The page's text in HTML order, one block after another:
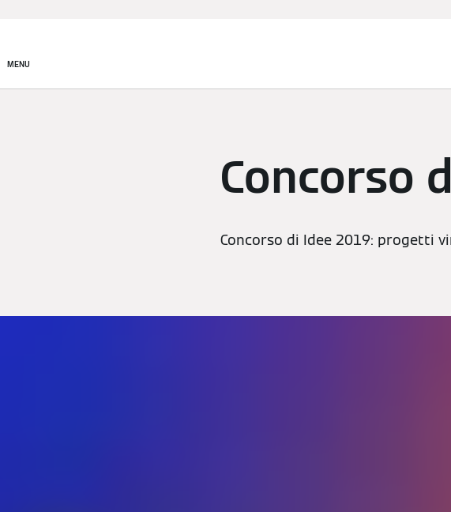
MENU
Concorso
Concorso di Idee 2019: progetti